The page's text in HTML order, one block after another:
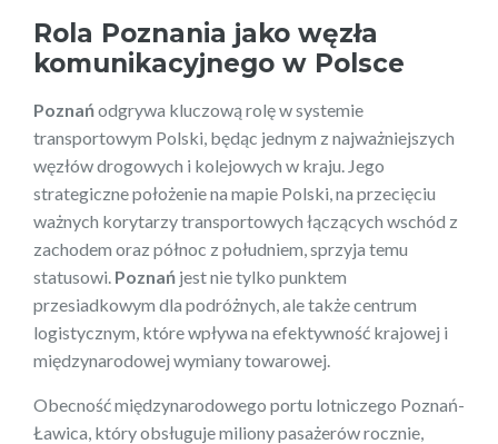
Rola Poznania jako węzła
komunikacyjnego w Polsce
Poznańodgrywa kluczową rolę w systemie
transportowym Polski, będąc jednym z najważniejszych
węzłów drogowych i kolejowych w kraju. Jego
strategiczne położenie na mapie Polski, na przecięciu
ważnych korytarzy transportowych łączących wschód z
zachodem oraz północ z południem, sprzyja temu
statusowi. Poznań jest nie tylko punktem
przesiadkowym dla podróżnych, ale także centrum
logistycznym, które wpływa na efektywność krajowej i
międzynarodowej wymiany towarowej.
Obecność międzynarodowego portu lotniczego Poznań-
Ławica, który obsługuje miliony pasażerów rocznie,